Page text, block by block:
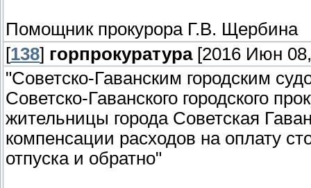
Помощник прокурора Г.В. Щербина
[138] горпрокуратура[2016 Июн
"Советско-Гаванским городским
Советско-Гаванского городского
жительницы города Советская
компенсации расходов на оплату
отпуска и обратно"